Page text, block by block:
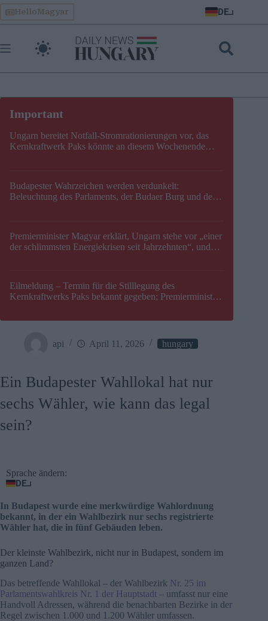
Skip
to
content
HelloMagyar DE
Ungarn bereitet Notfall-Stromrationierungen vor, das
Kernkraftwerk Paks könnte an diesem Wochenende
Budapester Wahrzeichen werden verdunkelt:
Beleuchtung des Parlaments, der Budaer Burg und der
Premierminister Magyar erklärt, Ungarn stehe vor „einer
der schlimmsten Energiekrisen seit Jahrzehnten“, und
Eilmeldung – Termin für die Stilllegung des
Kernkraftwerks Paks bekannt gegeben; Premierminister
api April 11, 2026 hungary
Ein Budapester Wahllokal hat nur
sechs Wähler, wie kann das legal
sein?
Sprache ändern:
DE
In Budapest wurde eine merkwürdige Wahlordnung
bekannt, in der ein Wahlbezirk nur sechs registrierte
Wähler hat, die in fünf Gebäuden leben.
Der kleinste Wahlbezirk, nicht nur in Budapest, sondern im
ganzen Land?
Das betreffende Wahllokal – der Wahlbezirk Nr. 25 im
Parlamentswahlkreis Nr. 1 der Hauptstadt – umfasst nur eine
Handvoll Adressen, während die benachbarten Bezirke in der
Regel zwischen 1.000 und 1.200 Wähler umfassen.